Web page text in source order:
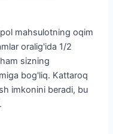
mahsulotning oqim
oralig'ida 1/2
sizning
bog'liq. Kattaroq
imkonini beradi, bu